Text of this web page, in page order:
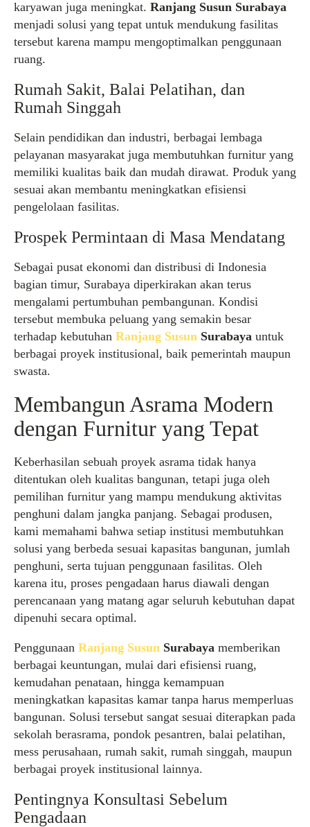
karyawan juga meningkat. Ranjang Susun Surabaya
menjadi solusi yang tepat untuk mendukung fasilitas
tersebut karena mampu mengoptimalkan penggunaan
ruang.
Rumah Sakit, Balai Pelatihan, dan
Rumah Singgah
Selain pendidikan dan industri, berbagai lembaga
pelayanan masyarakat juga membutuhkan furnitur yang
memiliki kualitas baik dan mudah dirawat. Produk yang
sesuai akan membantu meningkatkan efisiensi
pengelolaan fasilitas.
Prospek Permintaan di Masa Mendatang
Sebagai pusat ekonomi dan distribusi di Indonesia
bagian timur, Surabaya diperkirakan akan terus
mengalami pertumbuhan pembangunan. Kondisi
tersebut membuka peluang yang semakin besar
terhadap kebutuhan Ranjang Susun Surabaya untuk
berbagai proyek institusional, baik pemerintah maupun
swasta.
Membangun Asrama Modern
dengan Furnitur yang Tepat
Keberhasilan sebuah proyek asrama tidak hanya
ditentukan oleh kualitas bangunan, tetapi juga oleh
pemilihan furnitur yang mampu mendukung aktivitas
penghuni dalam jangka panjang. Sebagai produsen,
kami memahami bahwa setiap institusi membutuhkan
solusi yang berbeda sesuai kapasitas bangunan, jumlah
penghuni, serta tujuan penggunaan fasilitas. Oleh
karena itu, proses pengadaan harus diawali dengan
perencanaan yang matang agar seluruh kebutuhan dapat
dipenuhi secara optimal.
Penggunaan Ranjang Susun Surabaya memberikan
berbagai keuntungan, mulai dari efisiensi ruang,
kemudahan penataan, hingga kemampuan
meningkatkan kapasitas kamar tanpa harus memperluas
bangunan. Solusi tersebut sangat sesuai diterapkan pada
sekolah berasrama, pondok pesantren, balai pelatihan,
mess perusahaan, rumah sakit, rumah singgah, maupun
berbagai proyek institusional lainnya.
Pentingnya Konsultasi Sebelum
Pengadaan